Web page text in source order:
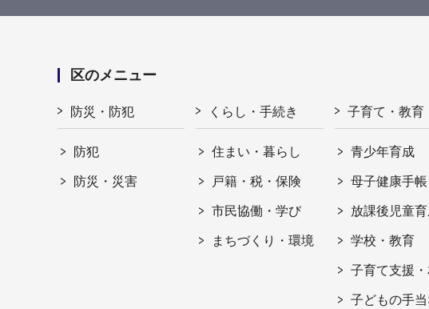
区のメニュー
防災・防犯
防犯
防災・災害
くらし・手続き
住まい・暮らし
戸籍・税・保険
市民協働・学び
まちづくり・環境
子育て・教育
青少年育成
母子健康手帳
放課後児童
学校・教育
子育て支援
子どもの手